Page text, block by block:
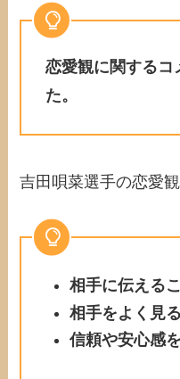
恋愛観に関するコ
た。
吉田唄菜選手の恋愛
相手に伝える
相手をよく見
信頼や安心感